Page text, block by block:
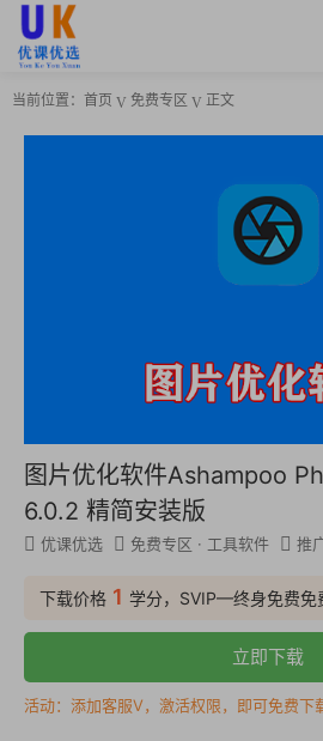
当前位置： 首页 免费专区 正文
图片优化软件Ashampoo
6.0.2 精简安装版
优课优选 免费专区 · 工具软件 推
下载价格 1 学分，SVIP—终身免费免
立即下载
活动：添加客服V，激活权限，即可免费下